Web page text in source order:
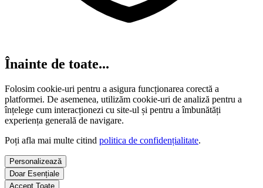
Înainte de toate...
Folosim cookie-uri pentru a asigura funcționarea corectă a
platformei. De asemenea, utilizăm cookie-uri de analiză pentru a
înțelege cum interacționezi cu site-ul și pentru a îmbunătăți
experiența generală de navigare.
Poți afla mai multe citind politica de confidențialitate.
Personalizează
Doar Esențiale
Accept Toate